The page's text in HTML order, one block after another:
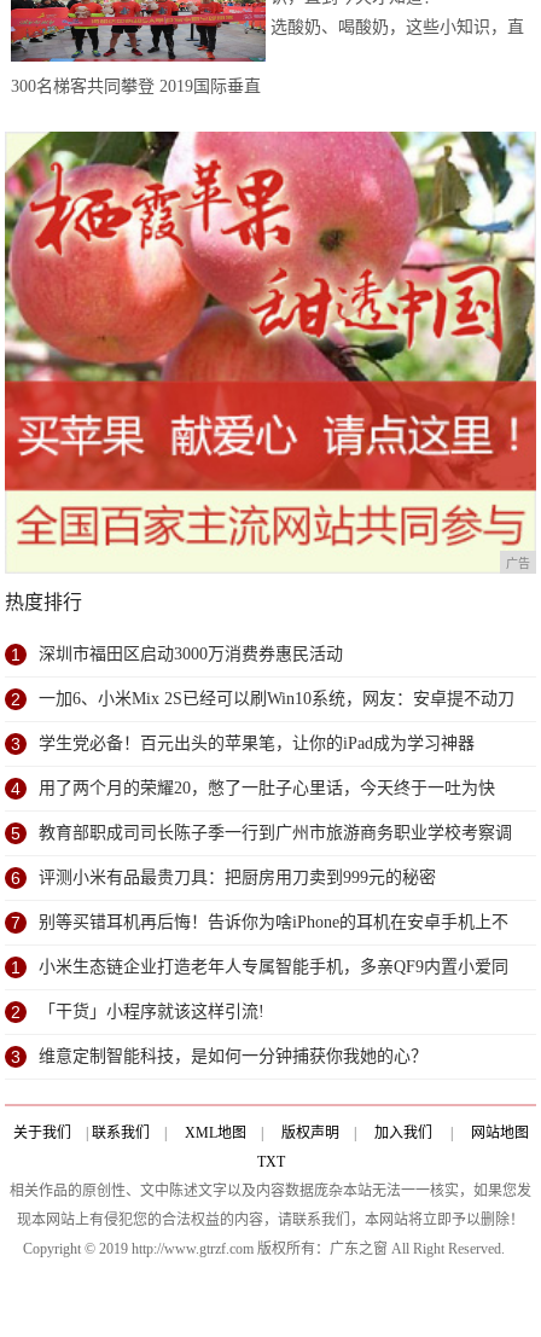
300名梯客共同攀登 2019国际垂直
站欢乐开跑
选酸奶、喝酸奶，这些小知识，直
广告
热度排行
1 深圳市福田区启动3000万消费券惠民活动
2 一加6、小米Mix 2S已经可以刷Win10系统，网友：安卓提不动刀
了？
3 学生党必备！百元出头的苹果笔，让你的iPad成为学习神器
4 用了两个月的荣耀20，憋了一肚子心里话，今天终于一吐为快
5 教育部职成司司长陈子季一行到广州市旅游商务职业学校考察调
研
6 评测小米有品最贵刀具：把厨房用刀卖到999元的秘密
7 别等买错耳机再后悔！告诉你为啥iPhone的耳机在安卓手机上不
能用
1 小米生态链企业打造老年人专属智能手机，多亲QF9内置小爱同
学
2 「干货」小程序就该这样引流!
3 维意定制智能科技，是如何一分钟捕获你我她的心？
关于我们 联系我们 XML地图 版权声明 加入我们
网站地图
TXT
相关作品的原创性、文中陈述文字以及内容数据庞杂本站无法一一核实，如果您发
现本网站上有侵犯您的合法权益的内容，请联系我们，本网站将立即予以删除！
Copyright © 2019 http://www.gtrzf.com 版权所有：广东之窗 All Right Reserved.